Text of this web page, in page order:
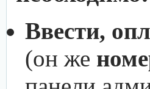
Ввести,
(он же